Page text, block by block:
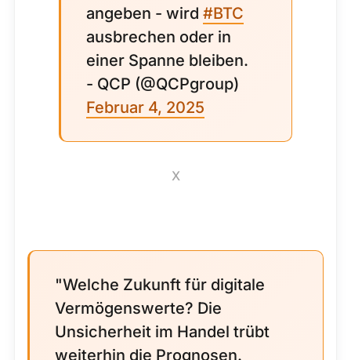
angeben - wird #BTC
ausbrechen oder in
einer Spanne bleiben.
- QCP (@QCPgroup)
Februar 4, 2025
X
"Welche Zukunft für digitale
Vermögenswerte? Die
Unsicherheit im Handel trübt
weiterhin die Prognosen.